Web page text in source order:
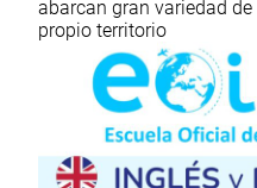
abarcan gran variedad de
propio territorio